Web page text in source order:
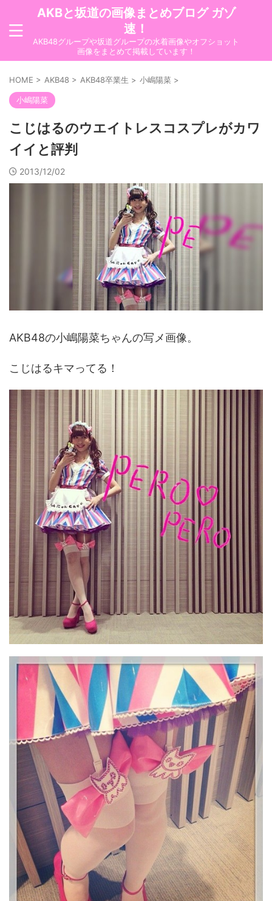
AKBと坂道の画像まとめブログ ガゾ
速！
AKB48グループや坂道グループの水着画像やオフショット
画像をまとめて掲載しています！
HOME > AKB48 > AKB48卒業生 > 小嶋陽菜 >
小嶋陽菜
こじはるのウエイトレスコスプレがカワ
イイと評判
2013/12/02
AKB48の小嶋陽菜ちゃんの写メ画像。
こじはるキマってる！